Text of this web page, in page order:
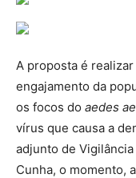
A proposta é
engajamento da
os focos do aedes
vírus que causa a
adjunto de
Cunha, o momento,